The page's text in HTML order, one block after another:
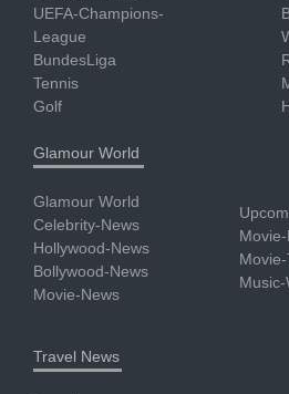
UEFA-Champions-
League
BundesLiga
Tennis
Golf
Glamour World
Glamour World
Celebrity-News
Hollywood-News
Bollywood-News
Movie-News
Music-
Travel News